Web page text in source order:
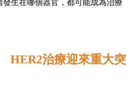
生在哪個器官，都可能成為治療
HER2治療迎來重大突